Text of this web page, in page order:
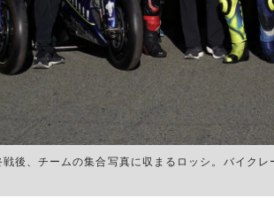
戦後、チームの集合写真に収まるロッシ。バイク